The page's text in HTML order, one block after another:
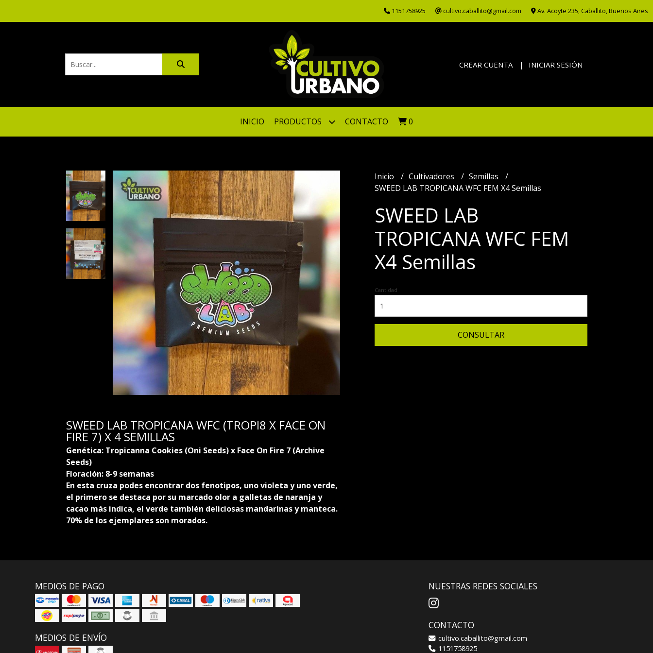
1151758925 cultivo.caballito@gmail.com Av. Acoyte 235, Caballito, Buenos Aires
CREAR CUENTA INICIAR SESIÓN
INICIO PRODUCTOS CONTACTO 0
SWEED LAB TROPICANA WFC (TROPI8 X FACE ON
FIRE 7) X 4 SEMILLAS
Genética: Tropicanna Cookies (Oni Seeds) x Face On Fire 7 (Archive
Seeds)
Floración: 8-9 semanas
En esta cruza podes encontrar dos fenotipos, uno violeta y uno verde,
el primero se destaca por su marcado olor a galletas de naranja y
cacao más indica, el verde también deliciosas mandarinas y manteca.
70% de los ejemplares son morados.
Inicio Cultivadores
Semillas
SWEED LAB TROPICANA WFC FEM X4 Semillas
SWEED LAB
TROPICANA WFC FEM
X4 Semillas
Cantidad
CONSULTAR
MEDIOS DE PAGO
MEDIOS DE ENVÍO
NUESTRAS REDES SOCIALES
CONTACTO
cultivo.caballito@gmail.com
1151758925